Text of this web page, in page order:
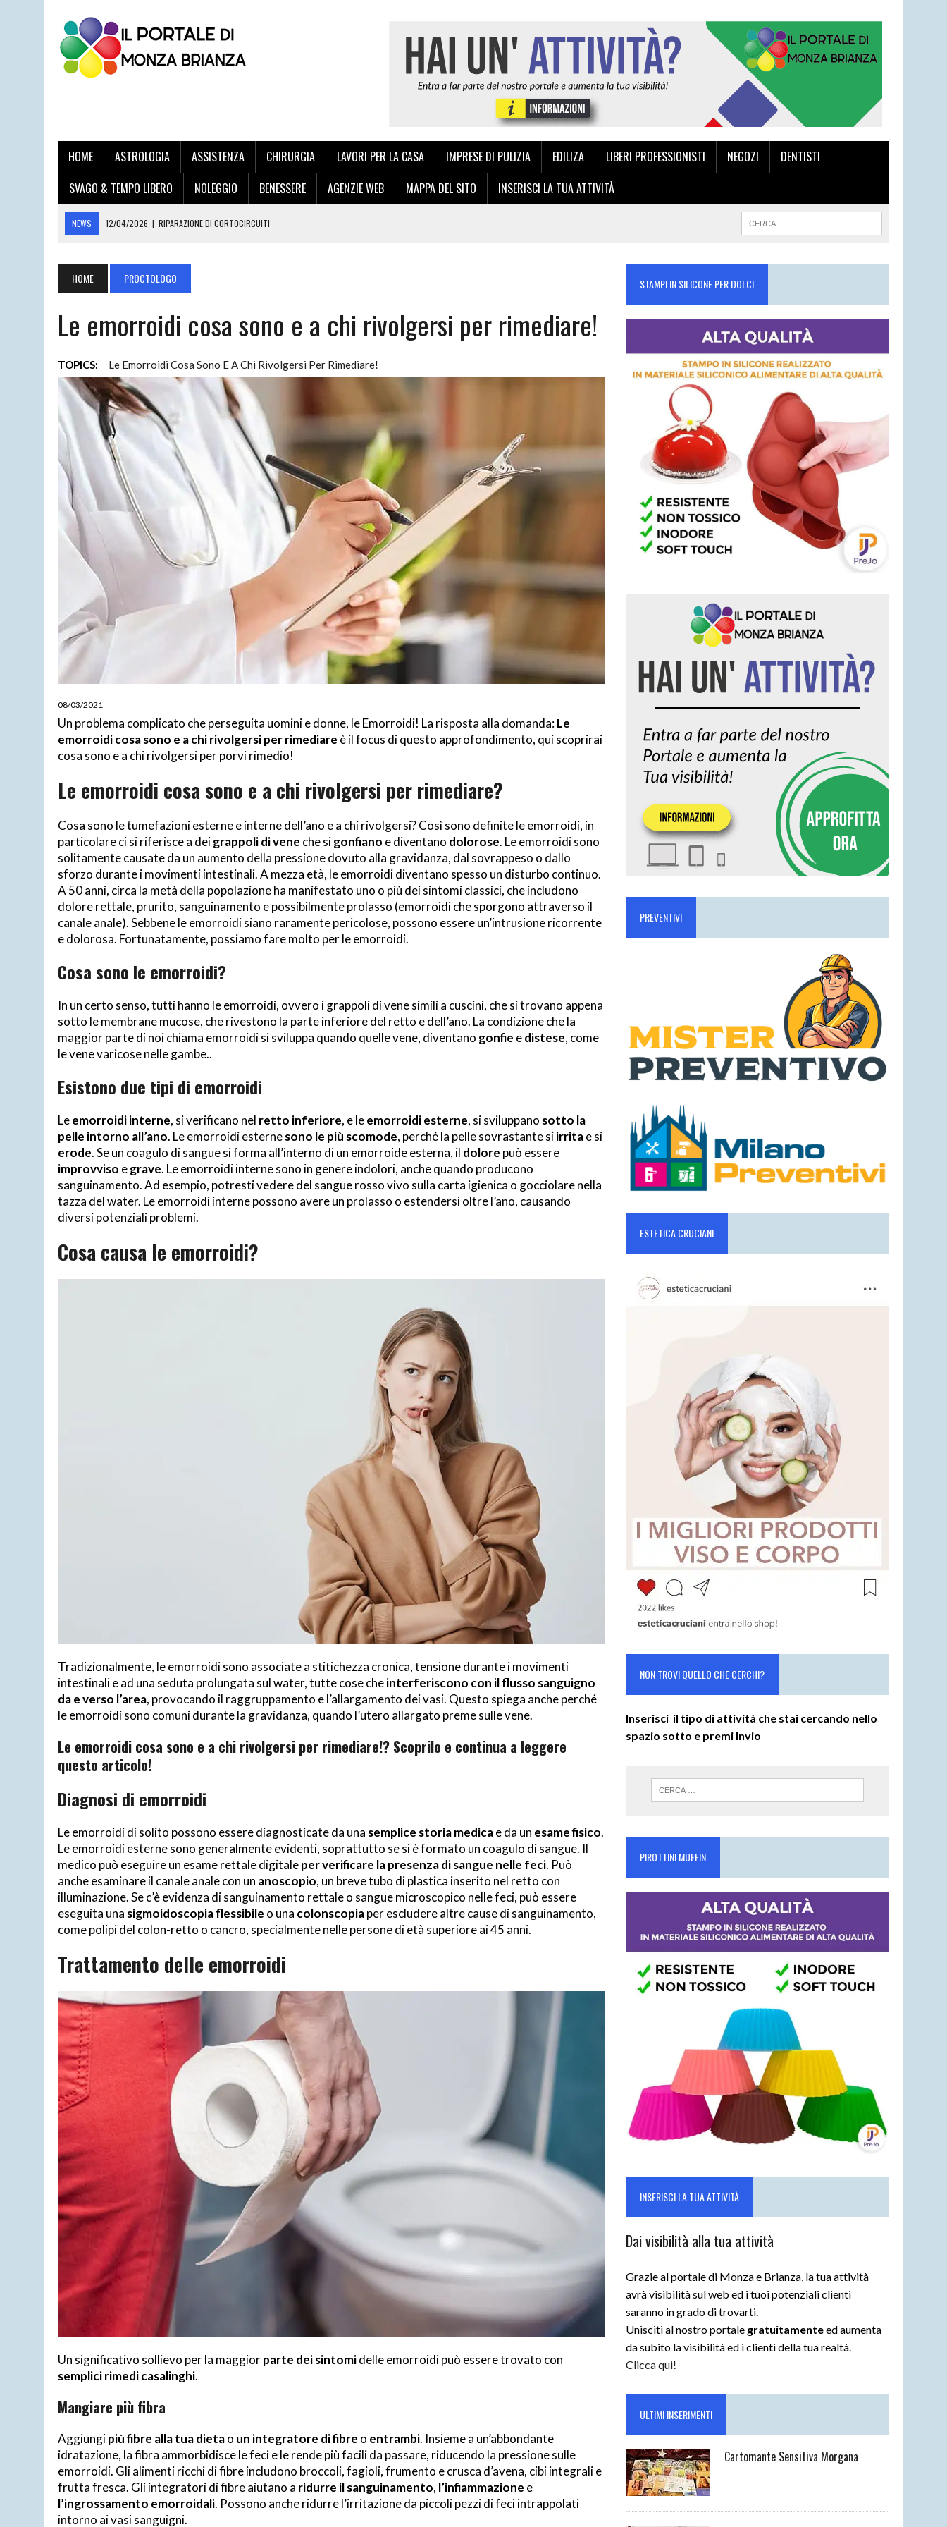
HOME ASTROLOGIA ASSISTENZA CHIRURGIA LAVORI PER LA CASA IMPRESE DI PULIZIA EDILIZA LIBERI PROFESSIONISTI NEGOZI
DENTISTI
SVAGO & TEMPO LIBERO
NOLEGGIO BENESSERE AGENZIE WEB MAPPA DEL SITO INSERISCI LA TUA ATTIVITÀ
NEWS 12/04/2026 | RIPARAZIONE DI CORTOCIRCUITI
12/03/2026 | LAMATURA PARQUET DESIO
CARTOMANTE SENSITIVA MORGANA
HOME PROCTOLOGO
Le emorroidi cosa sono e a chi rivolgersi per rimediare!
TOPICS: Le Emorroidi Cosa Sono E A Chi Rivolgersi Per Rimediare!
08/03/2021
Un problema complicato che perseguita uomini e donne, le Emorroidi! La risposta alla domanda:Le
emorroidi cosa sono e a chi rivolgersi per rimediare è il focus di questo approfondimento, qui scoprirai
cosa sono e a chi rivolgersi per porvi rimedio!
Le emorroidi cosa sono e a chi rivolgersi per rimediare?
Cosa sono le tumefazioni esterne e interne dell’ano e a chi rivolgersi? Così sono definite le emorroidi, in
particolare ci si riferisce a deigrappoli di vene che sigonfiano e diventano dolorose. Le emorroidi sono
solitamente causate da un aumento della pressione dovuto alla gravidanza, dal sovrappeso o dallo
sforzo durante i movimenti intestinali. A mezza età, le emorroidi diventano spesso un disturbo continuo.
A 50 anni, circa la metà della popolazione ha manifestato uno o più dei sintomi classici, che includono
dolore rettale, prurito, sanguinamento e possibilmente prolasso (emorroidi che sporgono attraverso il
canale anale). Sebbene le emorroidi siano raramente pericolose, possono essere un’intrusione ricorrente
e dolorosa. Fortunatamente, possiamo fare molto per le emorroidi.
Cosa sono le emorroidi?
In un certo senso, tutti hanno le emorroidi, ovvero i grappoli di vene simili a cuscini, che si trovano appena
sotto le membrane mucose, che rivestono la parte inferiore del retto e dell’ano. La condizione che la
maggior parte di noi chiama emorroidi si sviluppa quando quelle vene, diventano gonfie edistese, come
le vene varicose nelle gambe..
Esistono due tipi di emorroidi
Leemorroidi interne, si verificano nel retto inferiore, e leemorroidi esterne, si sviluppano sotto la
pelle intorno all’ano. Le emorroidi esternesono le più scomode, perché la pelle sovrastante siirritae si
erode. Se un coagulo di sangue si forma all’interno di un emorroide esterna, il dolore può essere
improvviso egrave. Le emorroidi interne sono in genere indolori, anche quando producono
sanguinamento. Ad esempio, potresti vedere del sangue rosso vivo sulla carta igienica o gocciolare nella
tazza del water. Le emorroidi interne possono avere un prolasso o estendersi oltre l’ano, causando
diversi potenziali problemi.
Cosa causa le emorroidi?
Tradizionalmente, le emorroidi sono associate a stitichezza cronica, tensione durante i movimenti
intestinali e ad una seduta prolungata sul water, tutte cose cheinterferiscono con il flusso sanguigno
da e verso l’area, provocando il raggruppamento e l’allargamento dei vasi. Questo spiega anche perché
le emorroidi sono comuni durante la gravidanza, quando l’utero allargato preme sulle vene.
Le emorroidi cosa sono e a chi rivolgersi per rimediare!? Scoprilo e continua a leggere
questo articolo!
Diagnosi di emorroidi
Le emorroidi di solito possono essere diagnosticate da una semplice storia medicae da un esame fisico.
Le emorroidi esterne sono generalmente evidenti, soprattutto se si è formato un coagulo di sangue. Il
medico può eseguire un esame rettale digitaleper verificare la presenza di sangue nelle feci. Può
anche esaminare il canale anale con un anoscopio, un breve tubo di plastica inserito nel retto con
illuminazione. Se c’è evidenza di sanguinamento rettale o sangue microscopico nelle feci, può essere
eseguita una sigmoidoscopia flessibile o una colonscopiaper escludere altre cause di sanguinamento,
come polipi del colon-retto o cancro, specialmente nelle persone di età superiore ai 45 anni.
Trattamento delle emorroidi
Un significativo sollievo per la maggiorparte dei sintomidelle emorroidi può essere trovato con
semplici rimedi casalinghi.
Mangiare più fibra
Aggiungipiù fibre alla tua dietao un integratore di fibre o entrambi. Insieme a un’abbondante
idratazione, la fibra ammorbidisce le feci e le rende più facili da passare, riducendo la pressione sulle
emorroidi. Gli alimenti ricchi di fibre includono broccoli, fagioli, frumento e crusca d’avena, cibi integrali e
frutta fresca. Gli integratori di fibre aiutano a ridurre il sanguinamento, l’infiammazione e
l’ingrossamento emorroidali. Possono anche ridurre l’irritazione da piccoli pezzi di feci intrappolati
intorno ai vasi sanguigni.
STAMPI IN SILICONE PER DOLCI
PREVENTIVI
ESTETICA CRUCIANI
NON TROVI QUELLO CHE CERCHI?
Inserisci il tipo di attività che stai cercando nello
spazio sotto e premi Invio
PIROTTINI MUFFIN
INSERISCI LA TUA ATTIVITÀ
Dai visibilità alla tua attività
Grazie al portale di Monza e Brianza, la tua attività
avrà visibilità sul web ed i tuoi potenziali clienti
saranno in grado di trovarti.
Unisciti al nostro portale gratuitamenteed aumenta
da subito la visibilità ed i clienti della tua realtà.
Clicca qui!
ULTIMI INSERIMENTI
Cartomante Sensitiva Morgana